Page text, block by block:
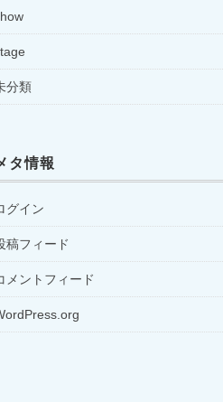
分類
タ情報
グイン
稿フィード
メントフィード